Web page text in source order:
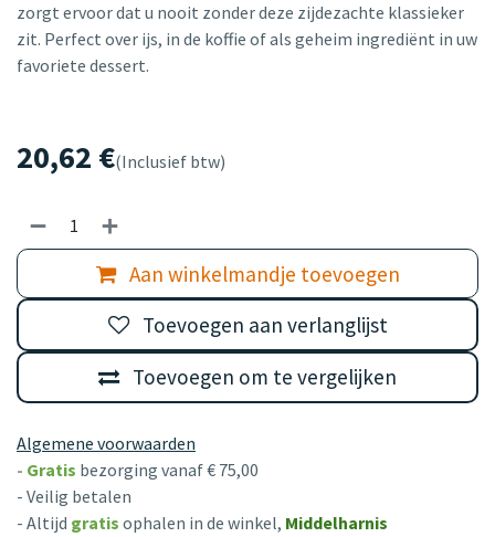
zorgt ervoor dat u nooit zonder deze zijdezachte klassieker
zit. Perfect over ijs, in de koffie of als geheim ingrediënt in uw
favoriete dessert.
20,62 €(Inclusief btw)
Aan winkelmandje toevoegen
Toevoegen om te vergelijken
Toevoegen aan verlanglijst
Algemene voorwaarden
- Gratis bezorging vanaf € 75,00
- Veilig betalen
- Altijd gratis ophalen in de winkel, Middelharnis